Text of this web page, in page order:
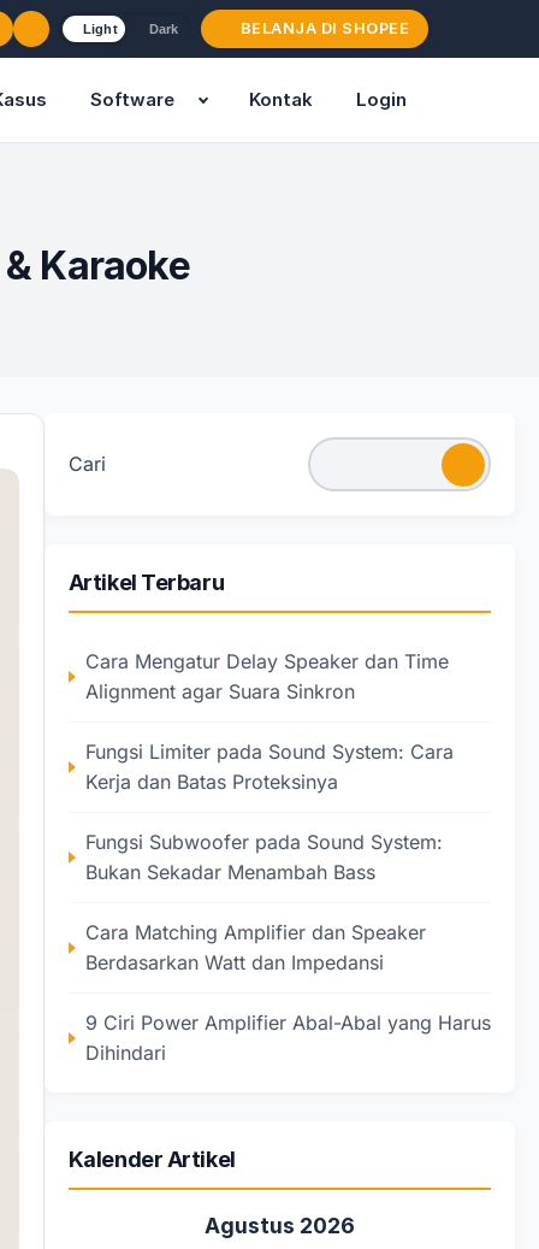
Light Dark BELANJA DI SHOPEE
Software Kontak Login
Karaoke
Cari
Artikel Terbaru
Cara Mengatur Delay Speaker dan Time
Alignment agar Suara Sinkron
Fungsi Limiter pada Sound System: Cara
Kerja dan Batas Proteksinya
Fungsi Subwoofer pada Sound System:
Bukan Sekadar Menambah Bass
Cara Matching Amplifier dan Speaker
Berdasarkan Watt dan Impedansi
9 Ciri Power Amplifier Abal-Abal yang Harus
Dihindari
Kalender Artikel
Agustus 2026